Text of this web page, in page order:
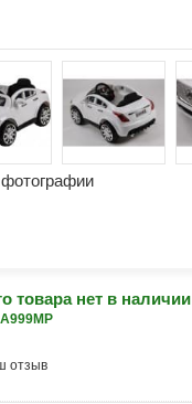
фотографии
товара нет в наличии
отзыв